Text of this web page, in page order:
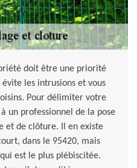
doit être une priorité
les intrusions et vous
Pour délimiter votre
un professionnel de la pose
et de clôture. Il en existe
dans le 95420, mais
est le plus plébiscitée.